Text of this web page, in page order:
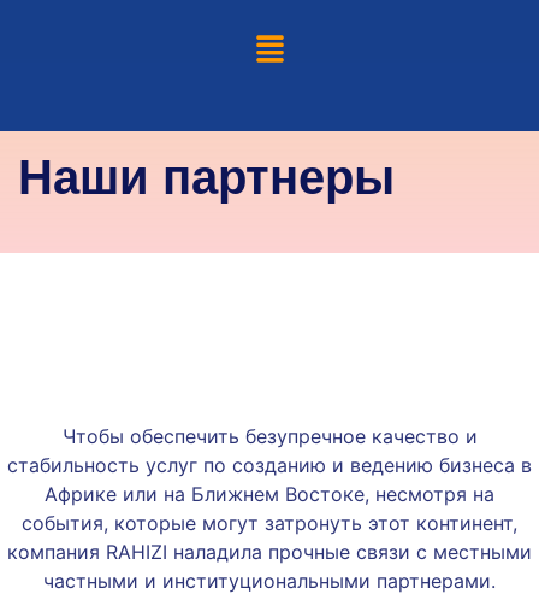
Наши партнеры
Чтобы обеспечить безупречное качество и
стабильность услуг по созданию и ведению бизнеса в
Африке или на Ближнем Востоке, несмотря на
события, которые могут затронуть этот континент,
компания RAHIZI наладила прочные связи с местными
частными и институциональными партнерами.